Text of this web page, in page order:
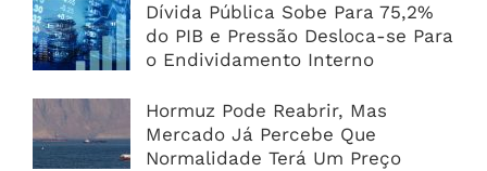
Dívida Pública Sobe Para 75,2%
do PIB e Pressão Desloca-se Para
o Endividamento Interno
Hormuz Pode Reabrir, Mas
Mercado Já Percebe Que
Normalidade Terá Um Preço